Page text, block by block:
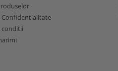
Confidentialitate
conditii